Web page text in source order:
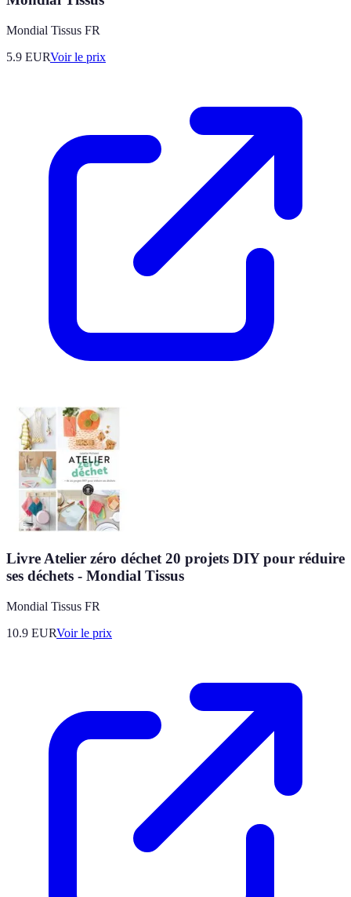
Mondial Tissus FR
5.9 EURVoir le prix
Livre Atelier zéro déchet 20 projets DIY pour réduire
ses déchets - Mondial Tissus
Mondial Tissus FR
10.9 EURVoir le prix